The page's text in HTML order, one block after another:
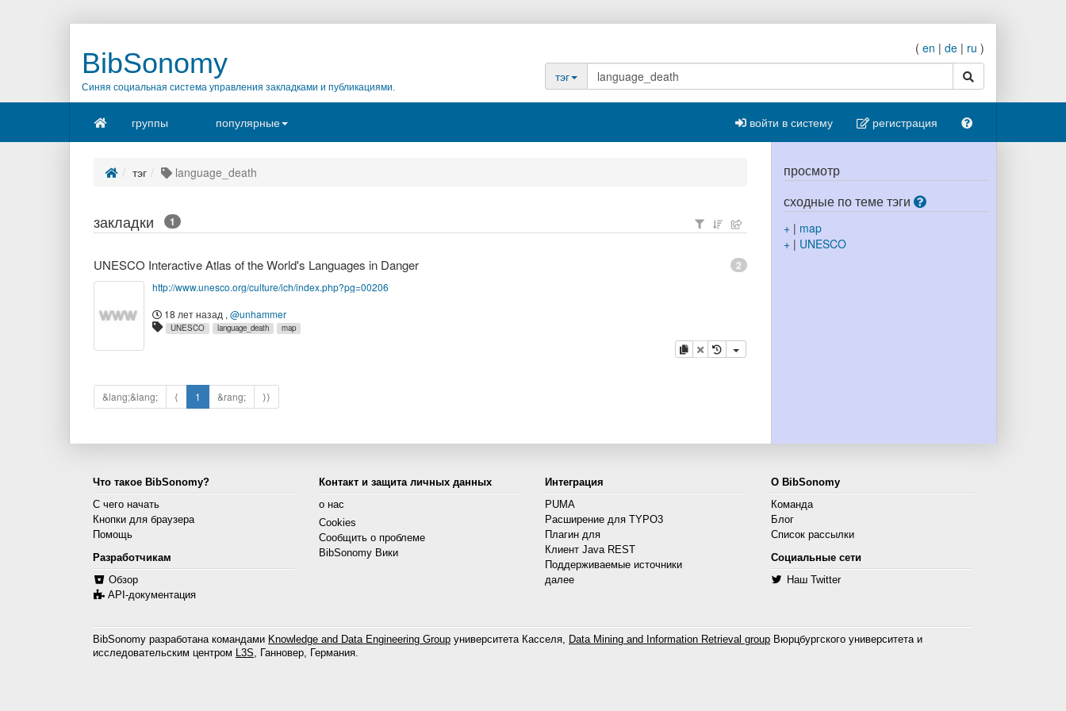
BibSonomy
Синяя социальная система управления закладками и публикациями.
( en | de | ru )
тэг
поиск
группы популярные войти в систему регистрация
тэг language_death
закладки 1
2
UNESCO Interactive Atlas of the World's Languages in Danger
http://www.unesco.org/culture/ich/index.php?pg=00206
18 лет назад , @unhammer
UNESCO language_death map
копировать
удалить
&lang;&lang; ⟨ 1 &rang; ⟩⟩
просмотр
сходные по теме тэги
+| map
+| UNESCO
Что такое BibSonomy?
С чего начать
Кнопки для браузера
Помощь
Разработчикам
Обзор
API-документация
Контакт и защита личных данных
о нас
Cookies
Сообщить о проблеме
BibSonomy Вики
Интеграция
PUMA
Расширение для TYPO3
Плагин для
Клиент Java REST
Поддерживаемые источники
далее
О BibSonomy
Команда
Блог
Список рассылки
Социальные сети
Наш Twitter
BibSonomy разработана командами Knowledge and Data Engineering Group университета Касселя, Data Mining and Information Retrieval group Вюрцбургского университета и
исследовательским центром L3S, Ганновер, Германия.